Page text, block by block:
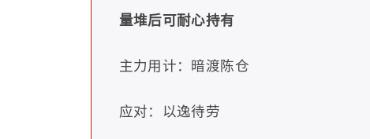
量堆后可耐心持有
主力用计：暗渡陈仓
应对：以逸待劳